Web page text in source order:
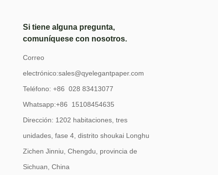
Si tiene alguna pregunta,
comuníquese con nosotros.
Correo
electrónico:sales@qyelegantpaper.com
Teléfono: +86 028 83413077
Whatsapp:+86 15108454635
Dirección: 1202 habitaciones, tres
unidades, fase 4, distrito shoukai Longhu
Zichen Jinniu, Chengdu, provincia de
Sichuan, China